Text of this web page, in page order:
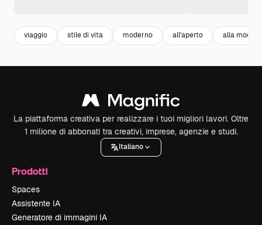
viaggio stile di vita moderno all'aperto alla moda
La piattaforma creativa per realizzare i tuoi migliori lavori. Oltre
1 milione di abbonati tra creativi, imprese, agenzie e studi.
Italiano
Prodotti
Spaces
Assistente IA
Generatore di immagini IA